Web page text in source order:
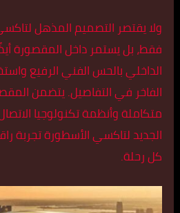
ولا يقتصر التصميم المذهل
فقط، بل يستمر داخل المقصورة
الداخلي بالحس الفني الرفيع
الفاخر في التفاصيل. يتضمن
متكاملة وأنظمة تكنولوجيا
الجديد لتاكسي الأسطورة تجربة
كل رحلة.